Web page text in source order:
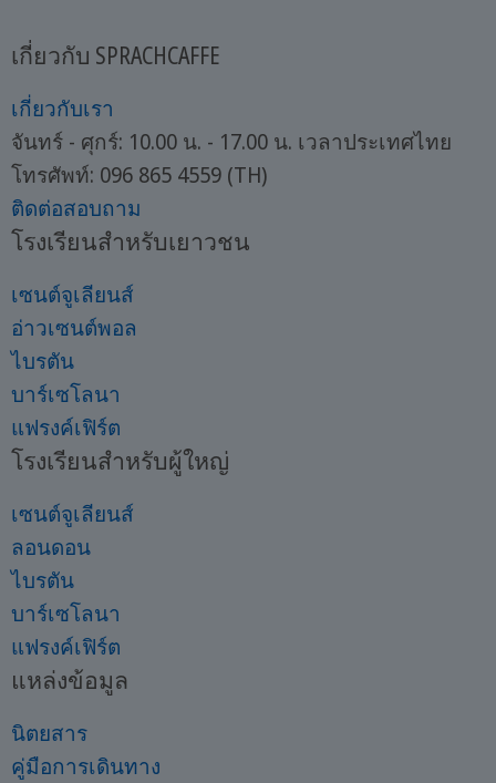
เกี่ยวกับ SPRACHCAFFE
เกี่ยวกับเรา
จันทร์ - ศุกร์: 10.00 น. - 17.00 น. เวลาประเทศไทย
โทรศัพท์: 096 865 4559 (TH)
ติดต่อสอบถาม
โรงเรียนสำหรับเยาวชน
เซนต์จูเลียนส์
อ่าวเซนต์พอล
ไบรตัน
บาร์เซโลนา
แฟรงค์เฟิร์ต
โรงเรียนสำหรับผู้ใหญ่
เซนต์จูเลียนส์
ลอนดอน
ไบรตัน
บาร์เซโลนา
แฟรงค์เฟิร์ต
แหล่งข้อมูล
นิตยสาร
คู่มือการเดินทาง